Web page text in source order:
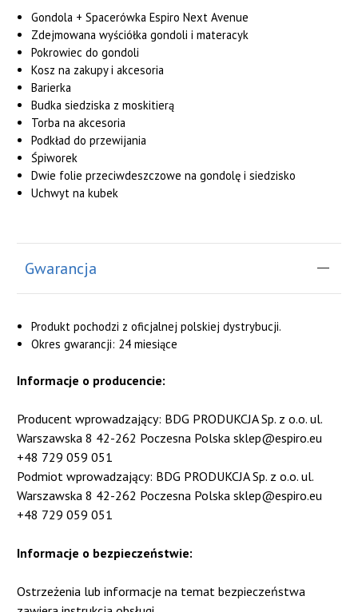
Gondola + Spacerówka Espiro Next Avenue
Zdejmowana wyściółka gondoli i materacyk
Pokrowiec do gondoli
Kosz na zakupy i akcesoria
Barierka
Budka siedziska z moskitierą
Torba na akcesoria
Podkład do przewijania
Śpiworek
Dwie folie przeciwdeszczowe na gondolę i siedzisko
Uchwyt na kubek
Gwarancja
Produkt pochodzi z oficjalnej polskiej dystrybucji.
Okres gwarancji: 24 miesiące
Informacje o producencie:
Producent wprowadzający: BDG PRODUKCJA Sp. z o.o. ul.
Warszawska 8 42-262 Poczesna Polska sklep@espiro.eu
+48 729 059 051
Podmiot wprowadzający: BDG PRODUKCJA Sp. z o.o. ul.
Warszawska 8 42-262 Poczesna Polska sklep@espiro.eu
+48 729 059 051
Informacje o bezpieczeństwie:
Ostrzeżenia lub informacje na temat bezpieczeństwa